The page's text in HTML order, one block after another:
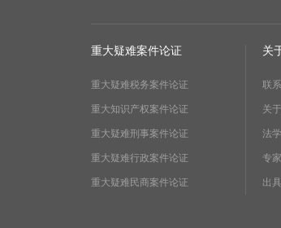
重大疑难案件论证
重大疑难税务案件论证
重大知识产权案件论证
重大疑难刑事案件论证
重大疑难行政案件论证
重大疑难民商案件论证
关
联
关
法
专
出